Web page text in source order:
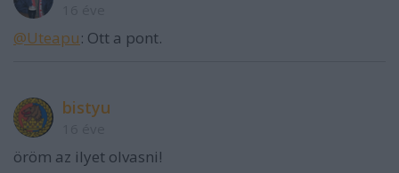
@Uteapu: Ott a pont.
bistyu
öröm az ilyet olvasni!